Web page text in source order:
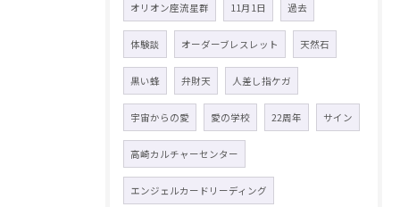
オリオン座流星群 11月1日 過去
体験談 オーダーブレスレット 天然石
黒い蜂 弁財天 人差し指ケガ
宇宙からの愛 愛の学校 22周年 サイン
高崎カルチャーセンター
エンジェルカードリーディング